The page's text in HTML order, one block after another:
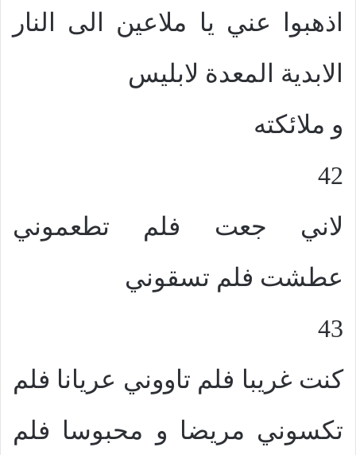
اذهبوا عني يا ملاعين الى النار
الابدية المعدة لابليس
و ملائكته
42
لاني جعت فلم تطعموني
عطشت فلم تسقوني
43
كنت غريبا فلم تاووني عريانا فلم
تكسوني مريضا و محبوسا فلم